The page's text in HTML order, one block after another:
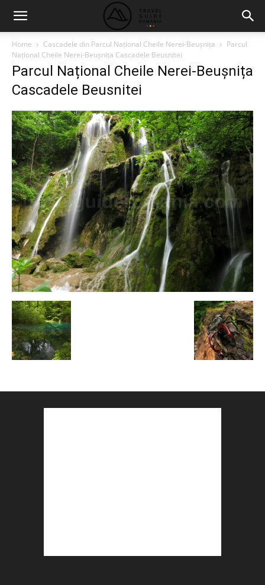
Home Cascadele din Parcul Național Cheile Nerei-Beușnița
Parcul
Național Cheile Nerei-Beușnița Cascadele Beusnitei
Parcul Național Cheile Nerei-Beușnița
Cascadele Beusnitei